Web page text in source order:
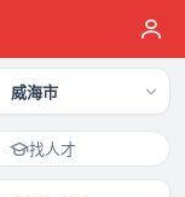
威海市
找人才